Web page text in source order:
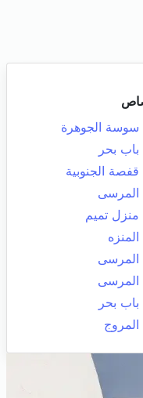
سوسة الجوهرة
باب بحر
قفصة الجنوبية
المرسى
منزل تميم
المنزه
المرسى
المرسى
باب بحر
المروج